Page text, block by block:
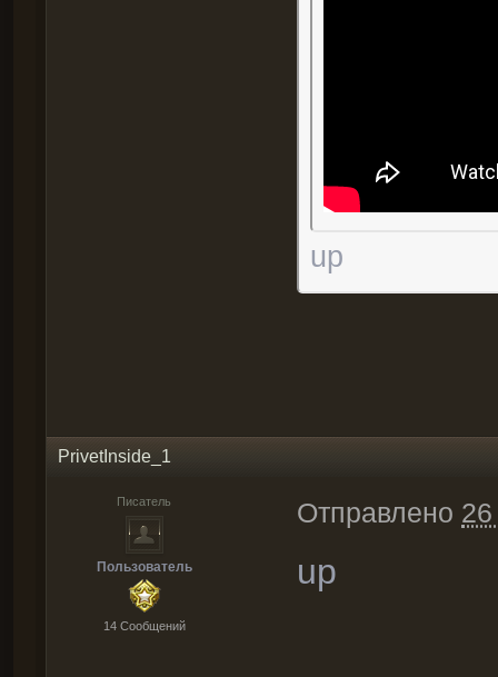
up
PrivetInside_1
Писатель
Пользователь
14 Cообщений
Отправлено
up